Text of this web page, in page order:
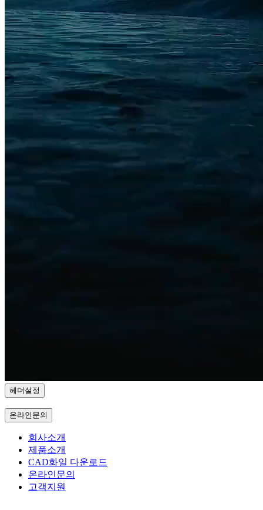
헤더설정
온라인문의
회사소개
제품소개
CAD화일 다운로드
온라인문의
고객지원